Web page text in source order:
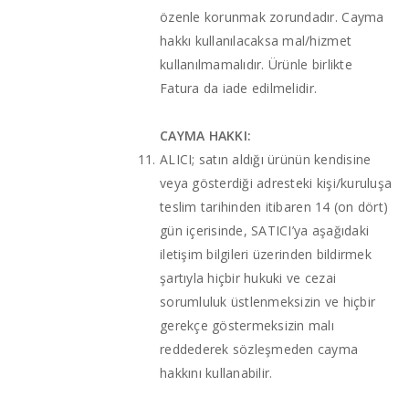
özenle korunmak zorundadır. Cayma
hakkı kullanılacaksa mal/hizmet
kullanılmamalıdır. Ürünle birlikte
Fatura da iade edilmelidir.
CAYMA HAKKI:
ALICI; satın aldığı ürünün kendisine
veya gösterdiği adresteki kişi/kuruluşa
teslim tarihinden itibaren 14 (on dört)
gün içerisinde, SATICI’ya aşağıdaki
iletişim bilgileri üzerinden bildirmek
şartıyla hiçbir hukuki ve cezai
sorumluluk üstlenmeksizin ve hiçbir
gerekçe göstermeksizin malı
reddederek sözleşmeden cayma
hakkını kullanabilir.